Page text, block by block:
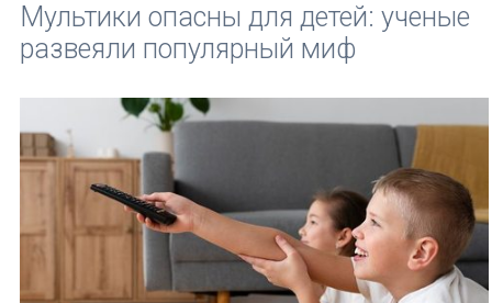
Мультики опасны для детей: ученые
развеяли популярный миф